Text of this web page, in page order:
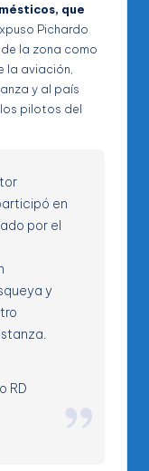
que
Pichardo
la zona como
la aviación,
y al país
pilotos del
en
por el
y
RD